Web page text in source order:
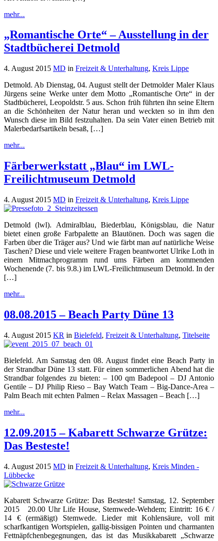
mehr...
„Romantische Orte“ – Ausstellung in der
Stadtbücherei Detmold
4. August 2015 MD in Freizeit & Unterhaltung, Kreis Lippe
Detmold. Ab Dienstag, 04. August stellt der Detmolder Maler Klaus
Jürgens seine Werke unter dem Motto „Romantische Orte“ in der
Stadtbücherei, Leopoldstr. 5 aus. Schon früh führten ihn seine Eltern
an die Schönheiten der Natur heran und weckten so in ihm den
Wunsch diese im Bild festzuhalten. Da sein Vater einen Betrieb mit
Malerbedarfsartikeln besaß, […]
mehr...
Färberwerkstatt „Blau“ im LWL-
Freilichtmuseum Detmold
4. August 2015 MD in Freizeit & Unterhaltung, Kreis Lippe
Detmold (lwl). Admiralblau, Biederblau, Königsblau, die Natur
bietet einen große Farbpalette an Blautönen. Doch was sagen die
Farben über die Träger aus? Und wie färbt man auf natürliche Weise
Taschen? Diese und viele weitere Fragen beantwortet Ulrike Loth in
einem Mitmachprogramm rund ums Färben am kommenden
Wochenende (7. bis 9.8.) im LWL-Freilichtmuseum Detmold. In der
[…]
mehr...
08.08.2015 – Beach Party Düne 13
4. August 2015 KR in Bielefeld, Freizeit & Unterhaltung, Titelseite
Bielefeld. Am Samstag den 08. August findet eine Beach Party in
der Strandbar Düne 13 statt. Für einen sommerlichen Abend hat die
Strandbar folgendes zu bieten: – 100 qm Badepool – DJ Antonio
Gentile – DJ Philip Rieso – Bay Watch Team – Big-Dance-Area –
Palm Beach mit echten Palmen – Relax Massagen – Beach […]
mehr...
12.09.2015 – Kabarett Schwarze Grütze:
Das Besteste!
4. August 2015 MD in Freizeit & Unterhaltung, Kreis Minden -
Lübbecke
Kabarett Schwarze Grütze: Das Besteste! Samstag, 12. September
2015 20.00 Uhr Life House, Stemwede-Wehdem; Eintritt: 16 € /
14 € (ermäßigt) Stemwede. Lieder mit Kohlensäure, voll mit
scharfkantigen Wortspielen, gallig-bissigen Pointen und charmanten
Fettnäpfchenbegegnungen, das ist das Musikkabarett „Schwarze